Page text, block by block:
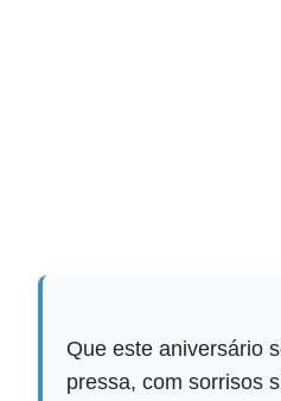
Que este aniversário
pressa, com sorrisos